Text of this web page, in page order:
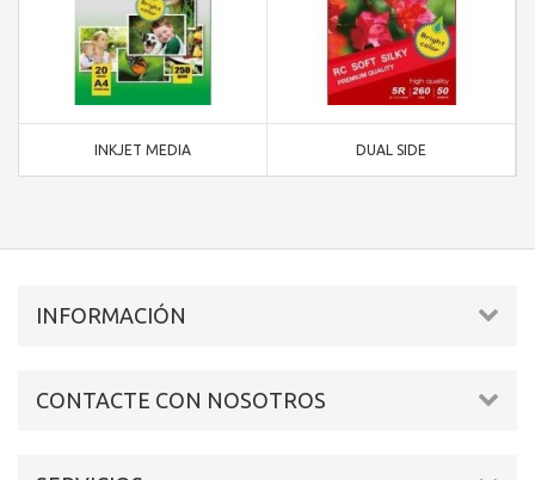
INKJET MEDIA DUAL SIDE
INFORMACIÓN
CONTACTE CON NOSOTROS